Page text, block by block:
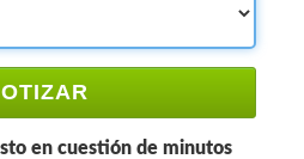
en cuestión de minutos